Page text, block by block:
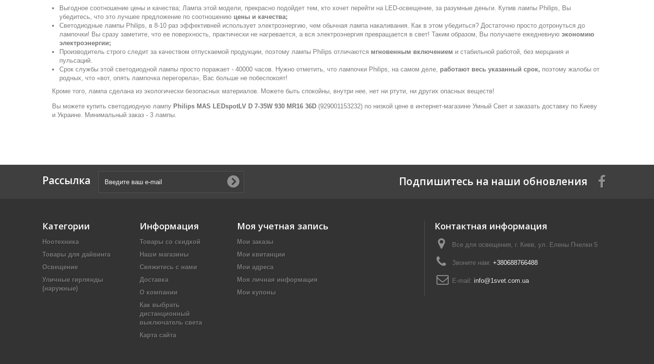
Выгодное соотношение цены и качества; Лампа этой модели, прекрасно подойдет тем, кто хочет перейти на LED-освещение, за разумные деньги. Купив лампы Philips, Вы
убедитесь, что это лучшее предложение по соотношению цены и качества;
Светодиодные лампы Philips, в 8-10 раз эффективней использует электроэнергию, чем обычная лампа накаливания. Как в этом убедиться? Достаточно просто дотронуться до
лампочки! Вы сразу заметите, что ее поверхность, практически не нагревается, а вся электроэнергия превращается в свет! Таким образом, Вы получаете ежедневную экономию
электроэнергии;
Производитель строго следит за качеством отпускаемой продукции, поэтому лампы Philips отличаются мгновенным включением и стабильной работой, без мерцания и
пульсаций.
Срок службы этой светодиодной лампы просто поражает - 40000 часов. Нужно отметить, что лампочки Philips, на самом деле, работают весь указанный срок, поэтому жалобы от
родных, что «вот, опять лампочка перегорела», Вас больше не побеспокоят!
Кроме того, лампа сделана из экологически безопасных материалов. Можете быть спокойны, внутри нее, нет ни ртути, ни других опасных веществ!
Вы можете купить светодиодную лампу Philips MAS LEDspotLV D 7-35W 930 MR16 36D (929001153232) по низкой цене в интернет-магазине Умный Свет и заказать доставку по Киеву
и Украине. Минимальный заказ - 3 лампы.
Рассылка Подпишитесь на наши обновления
Категории
Ноотехника
Товары для дайвинга
Освещение
Уличные гирлянды
(наружные)
Информация
Товары со скидкой
Наши магазины
Свяжитесь с нами
Доставка
О компании
Как выбрать
дистанционный
выключатель света
Карта сайта
Моя учетная запись
Мои заказы
Мои квитанции
Мои адреса
Моя личная информация
Мои купоны
Контактная информация
Все для освещения, г. Киев, ул. Елены Пчелки 5
Звоните нам: +380688766488
E-mail: info@1svet.com.ua